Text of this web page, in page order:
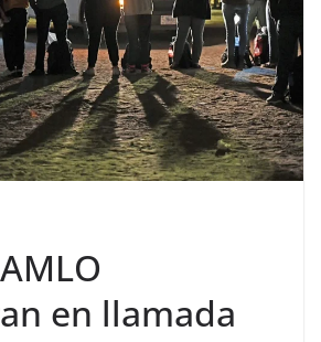
en llamada